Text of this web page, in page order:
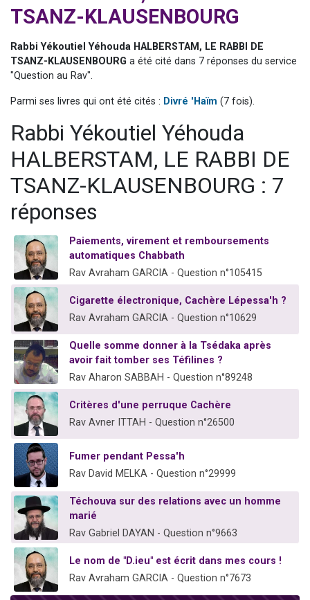
Ariel vient de donner son Maasser
Eva vient de donner son Maasser
TSANZ-KLAUSENBOURG
Rabbi Yékoutiel Yéhouda HALBERSTAM, LE RABBI DE
TSANZ-KLAUSENBOURG a été cité dans 7 réponses du service
"Question au Rav".
Parmi ses livres qui ont été cités : Divré 'Haïm (7 fois).
Rabbi Yékoutiel Yéhouda
HALBERSTAM, LE RABBI DE
TSANZ-KLAUSENBOURG : 7
réponses
Paiements, virement et remboursements
automatiques Chabbath
Rav Avraham GARCIA - Question n°105415
Cigarette électronique, Cachère Lépessa'h ?
Rav Avraham GARCIA - Question n°10629
Quelle somme donner à la Tsédaka après
avoir fait tomber ses Téfilines ?
Rav Aharon SABBAH - Question n°89248
Critères d'une perruque Cachère
Rav Avner ITTAH - Question n°26500
Fumer pendant Pessa'h
Rav David MELKA - Question n°29999
Téchouva sur des relations avec un homme
marié
Rav Gabriel DAYAN - Question n°9663
Le nom de "D.ieu" est écrit dans mes cours !
Rav Avraham GARCIA - Question n°7673